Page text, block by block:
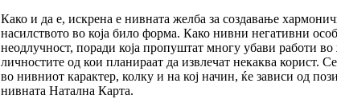
Како и да е, искрена е нивната желба за создавање
насилството во која било форма. Како нивни негативни
неодлучност, поради која пропуштат многу убави работи
личностите од кои планираат да извлечат некаква корист.
во нивниот карактер, колку и на кој начин, ќе зависи од
нивната Натална Карта.